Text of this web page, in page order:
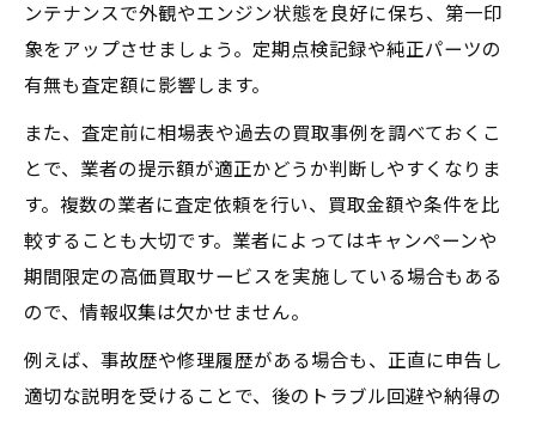
ンテナンスで外観やエンジン状態を良好に保ち、第一印
象をアップさせましょう。定期点検記録や純正パーツの
有無も査定額に影響します。
また、査定前に相場表や過去の買取事例を調べておくこ
とで、業者の提示額が適正かどうか判断しやすくなりま
す。複数の業者に査定依頼を行い、買取金額や条件を比
較することも大切です。業者によってはキャンペーンや
期間限定の高価買取サービスを実施している場合もある
ので、情報収集は欠かせません。
例えば、事故歴や修理履歴がある場合も、正直に申告し
適切な説明を受けることで、後のトラブル回避や納得の